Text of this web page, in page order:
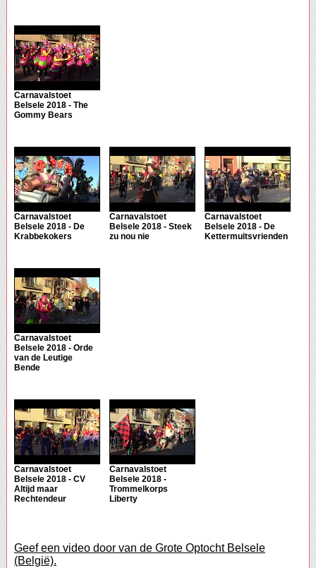
Carnavalstoet
Belsele 2018 - The
Gommy Bears
Carnavalstoet
Belsele 2018 - De
Krabbekokers
Carnavalstoet
Belsele 2018 - Steek
zu nou nie
Carnavalstoet
Belsele 2018 - De
Kettermuitsvrienden
Carnavalstoet
Belsele 2018 - Orde
van de Leutige
Bende
Carnavalstoet
Belsele 2018 - CV
Altijd maar
Rechtendeur
Carnavalstoet
Belsele 2018 -
Trommelkorps
Liberty
Geef een video door van de Grote Optocht Belsele
(België).